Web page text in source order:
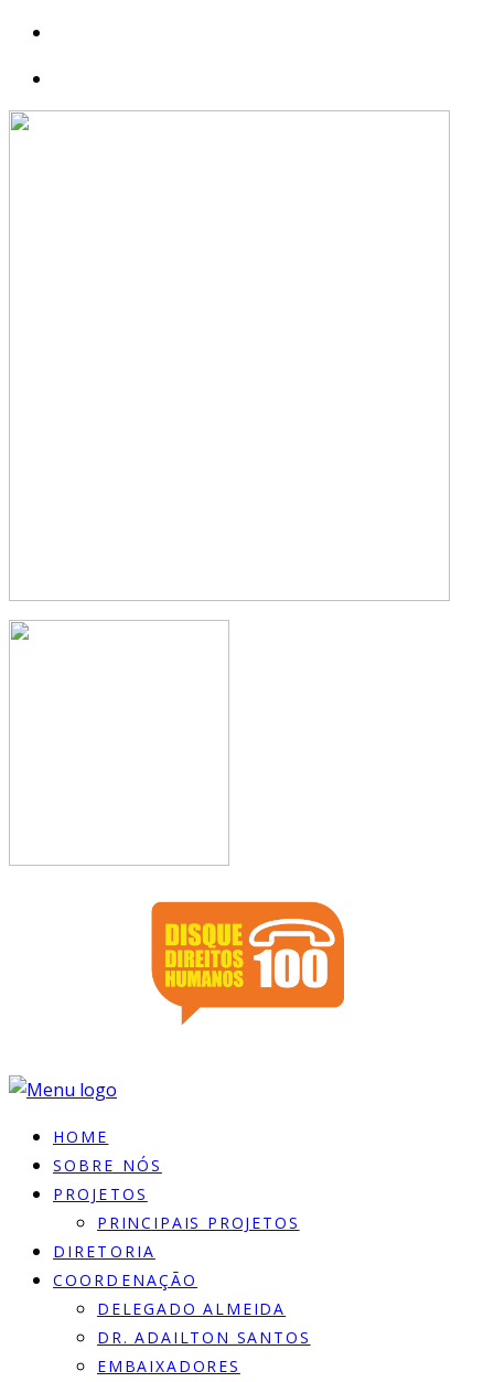
HOME
SOBRE NÓS
PROJETOS
PRINCIPAIS PROJETOS
DIRETORIA
COORDENAÇÃO
DELEGADO ALMEIDA
DR. ADAILTON SANTOS
EMBAIXADORES